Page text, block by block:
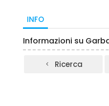
INFO
Informazioni su
Ricerca